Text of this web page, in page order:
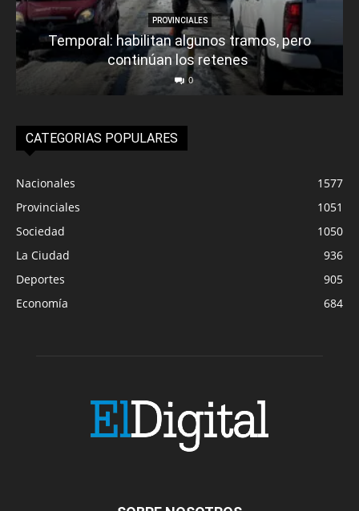
PROVINCIALES
Temporal: habilitan algunos tramos, pero
continúan los retenes
0
CATEGORIAS POPULARES
Nacionales
1577
Provinciales
1051
Sociedad
1050
La Ciudad
936
Deportes
905
Economía
684